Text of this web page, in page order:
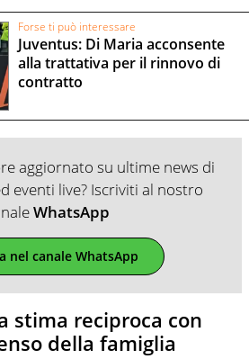
Forse ti può interessare
Juventus: Di Maria acconsente
alla trattativa per il rinnovo di
contratto
aggiornato su ultime news di
eventi live? Iscriviti al nostro
WhatsApp
nel canale WhatsApp
stima reciproca con
della famiglia